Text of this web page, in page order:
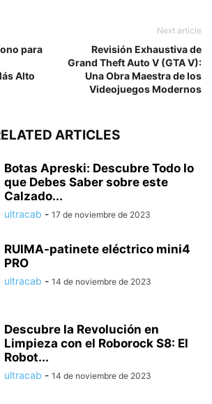
para
Alto
Next article
Revisión Exhaustiva de
Grand Theft Auto V (GTA V):
Una Obra Maestra de los
Videojuegos Modernos
ARTICLES
Botas Apreski: Descubre Todo lo
que Debes Saber sobre este
Calzado...
ultracab - 17 de noviembre de 2023
RUIMA-patinete eléctrico mini4
PRO
ultracab - 14 de noviembre de 2023
Descubre la Revolución en
Limpieza con el Roborock S8: El
Robot...
ultracab - 14 de noviembre de 2023